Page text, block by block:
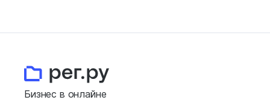
Бизнес в онлайне